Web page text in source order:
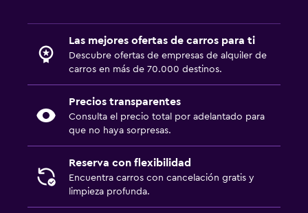
Las mejores ofertas de carros para ti
Descubre ofertas de empresas de alquiler de
carros en más de 70.000 destinos.
Precios transparentes
Consulta el precio total por adelantado para
que no haya sorpresas.
Reserva con flexibilidad
Encuentra carros con cancelación gratis y
limpieza profunda.